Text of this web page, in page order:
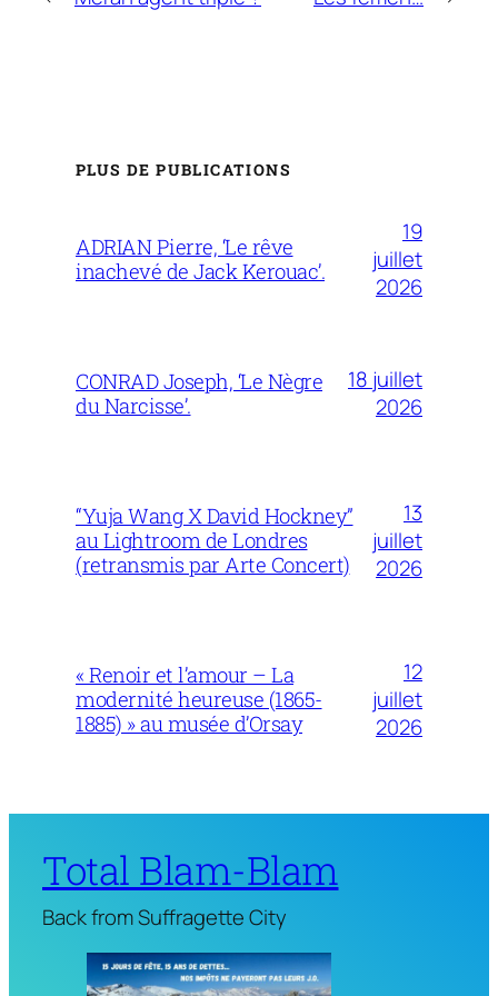
PLUS DE PUBLICATIONS
ADRIAN Pierre, ‘Le rêve
inachevé de Jack Kerouac’.
19
juillet
2026
CONRAD Joseph, ‘Le Nègre
du Narcisse’.
18 juillet
2026
“Yuja Wang X David Hockney”
au Lightroom de Londres
(retransmis par Arte Concert)
13
juillet
2026
« Renoir et l’amour – La
modernité heureuse (1865-
1885) » au musée d’Orsay
12
juillet
2026
Total Blam-Blam
Back from Suffragette City